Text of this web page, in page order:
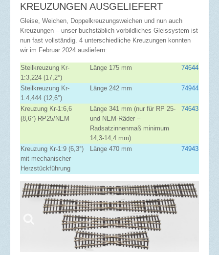
KREUZUNGEN AUSGELIEFERT
Gleise, Weichen, Doppelkreuzungsweichen und nun auch
Kreuzungen – unser buchstäblich vorbildliches Gleissystem ist
nun fast vollständig. 4 unterschiedliche Kreuzungen konnten
wir im Februar 2024 ausliefern:
Steilkreuzung Kr-
1:3,224 (17,2°)
Länge 175 mm 74644
Steilkreuzung Kr-
1:4,444 (12,6°)
Länge 242 mm 74944
Kreuzung Kr-1:6,6
(8,6°) RP25/NEM
Länge 341 mm (nur für RP 25-
und NEM-Räder –
Radsatzinnenmaß minimum
14,3-14,4 mm)
74643
Kreuzung Kr-1:9 (6,3°)
mit mechanischer
Herzstückführung
Länge 470 mm 74943